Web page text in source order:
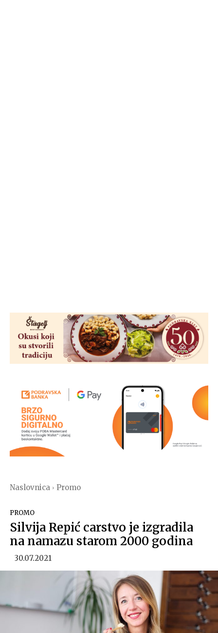
Naslovnica Promo
PROMO
Silvija Repić carstvo je izgradila
na namazu starom 2000 godina
30.07.2021